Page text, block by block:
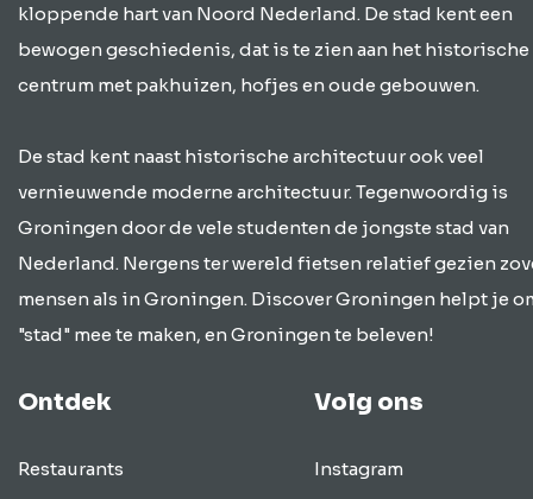
kloppende hart van Noord Nederland. De stad kent een
bewogen geschiedenis, dat is te zien aan het historische
centrum met pakhuizen, hofjes en oude gebouwen.
De stad kent naast historische architectuur ook veel
vernieuwende moderne architectuur. Tegenwoordig is
Groningen door de vele studenten de jongste stad van
Nederland. Nergens ter wereld fietsen relatief gezien
mensen als in Groningen. Discover Groningen helpt je
"stad" mee te maken, en Groningen te beleven!
Ontdek
Restaurants
Volg ons
Instagram